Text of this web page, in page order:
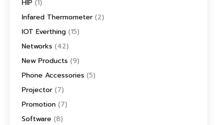
HIP (1)
Infared Thermometer (2)
IOT Everthing (15)
Networks (42)
New Products (9)
Phone Accessories (5)
Projector (7)
Promotion (7)
Software (8)